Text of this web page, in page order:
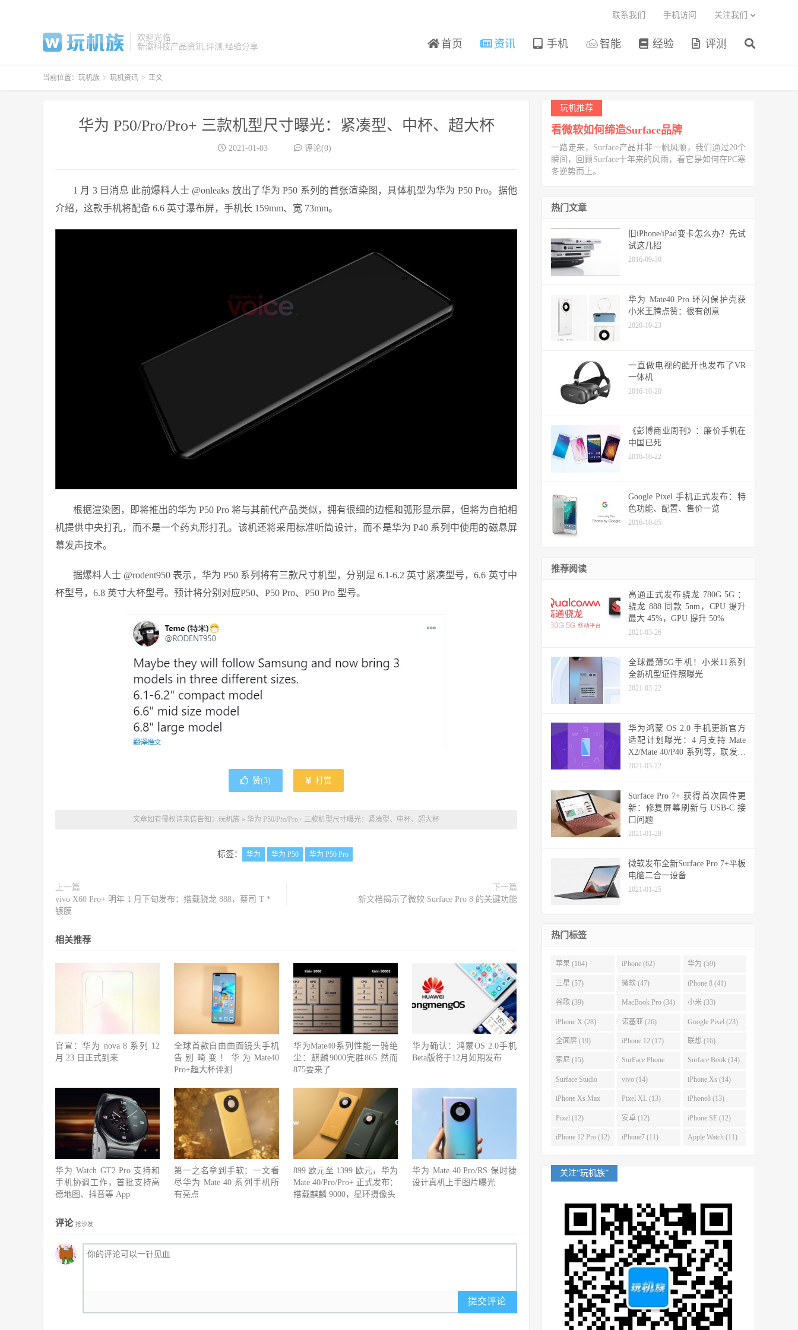
欢迎光临
新潮科技产品资讯,评测,经验分享
首页 资讯 手机 智能 经验 评测
联系我们 手机访问 关注我们
当前位置： 玩机族 > 玩机资讯 > 正文
华为 P50/Pro/Pro+ 三款机型尺寸曝光：紧凑型、中杯、超大杯
2021-01-03 评论(0)
1 月 3 日消息 此前爆料人士 @onleaks 放出了华为 P50 系列的首张渲染图，具体机型为华为 P50 Pro。据他
介绍，这款手机将配备 6.6 英寸瀑布屏，手机长 159mm、宽 73mm。
根据渲染图，即将推出的华为 P50 Pro 将与其前代产品类似， 拥有很细的边框和弧形显示屏，但将为自拍相
机提供中央打孔，而不是一个药丸形打孔。该机还将采用标准听筒设计，而不是华为 P40 系列中使用的磁悬屏
幕发声技术。
据爆料人士 @rodent950 表示，华为 P50 系列将有三款尺寸机型，分别是 6.1-6.2 英寸紧凑型号，6.6 英寸中
杯型号，6.8 英寸大杯型号。预计将分别对应P50、P50 Pro、P50 Pro 型号。
赞(3) 打赏
文章如有侵权请来信告知： 玩机族 » 华为 P50/Pro/Pro+ 三款机型尺寸曝光：紧凑型、中杯、超大杯
标签： 华为 华为 P50 华为 P50 Pro
上一篇
vivo X60 Pro+ 明年 1 月下旬发布：搭载骁龙 888，蔡司 T *
镀膜
下一篇
新文档揭示了微软 Surface Pro 8 的关键功能
相关推荐
官宣：华为 nova 8 系列 12
月 23 日正式到来
全球首款自由曲面镜头手机
告别畸变！华为Mate40
Pro+超大杯评测
华为Mate40系列性能一骑绝
尘：麒麟9000完胜865 然而
875要来了
华为确认：鸿蒙OS 2.0手机
Beta版将于12月如期发布
华为 Watch GT2 Pro 支持和
手机协调工作，首批支持高
德地图、抖音等 App
第一之名拿到手软：一文看
尽华为 Mate 40 系列手机所
有亮点
899 欧元至 1399 欧元，华为
Mate 40/Pro/Pro+ 正式发布：
搭载麒麟 9000，星环摄像头
华为 Mate 40 Pro/RS 保时捷
设计真机上手图片曝光
评论 抢沙发
提交评论
玩机推荐
看微软如何缔造Surface品牌
一路走来，Surface产品并非一帆风顺，我们通过20个
瞬间，回顾Surface十年来的风雨，看它是如何在PC寒
冬逆势而上。
热门文章
旧iPhone/iPad变卡怎么办？先试
试这几招
2016-09-30
华为 Mate40 Pro 环闪保护壳获
小米王腾点赞：很有创意
2020-10-23
一直做电视的酷开也发布了VR
一体机
2016-10-20
《彭博商业周刊》：廉价手机在
中国已死
2016-10-22
Google Pixel 手机正式发布：特
色功能、配置、售价一览
2016-10-05
推荐阅读
高通正式发布骁龙 780G 5G ：
骁龙 888 同款 5nm，CPU 提升
最大 45%，GPU 提升 50%
2021-03-26
全球最薄5G手机！小米11系列
全新机型证件照曝光
2021-03-22
华为鸿蒙 OS 2.0 手机更新官方
适配计划曝光：4 月支持 Mate
X2/Mate 40/P40 系列等，联发科
天玑机型可能无缘
2021-03-22
Surface Pro 7+ 获得首次固件更
新：修复屏幕刷新与 USB-C 接
口问题
2021-01-28
微软发布全新Surface Pro 7+平板
电脑二合一设备
2021-01-25
热门标签
苹果 (164) iPhone (62) 华为 (59)
三星 (57) 微软 (47) iPhone 8 (41)
谷歌 (39) MacBook Pro (34) 小米 (33)
iPhone X (28) 诺基亚 (26) Google Pixel (23)
全面屏 (19) iPhone 12 (17) 联想 (16)
索尼 (15) SurFace Phone
(14)
Surface Book (14)
Surface Studio
(14)
vivo (14) iPhone Xs (14)
iPhone Xs Max
(14)
Pixel XL (13) iPhone8 (13)
Pixel (12) 安卓 (12) iPhone SE (12)
iPhone 12 Pro (12) iPhone7 (11) Apple Watch (11)
关注“玩机族”